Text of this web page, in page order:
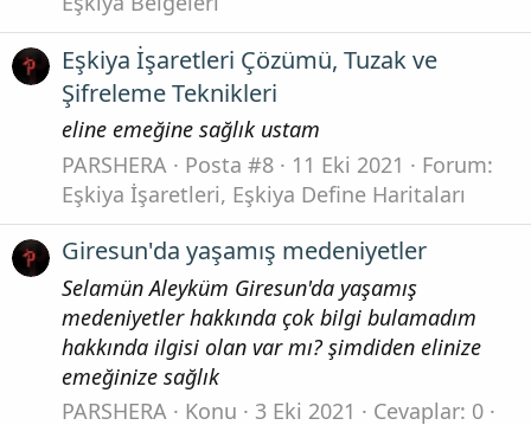
Eşkiya İşaretleri Çözümü, Tuzak ve
Şifreleme Teknikleri
eline emeğine sağlık ustam
PARSHERA
Posta #8 11 Eki 2021
Forum:
Eşkiya İşaretleri, Eşkiya Define Haritaları
Giresun'da yaşamış medeniyetler
Selamün Aleyküm Giresun'da yaşamış
medeniyetler hakkında çok bilgi bulamadım
hakkında ilgisi olan var mı? şimdiden elinize
emeğinize sağlık
PARSHERA
Konu 3 Eki 2021
Cevaplar: 0